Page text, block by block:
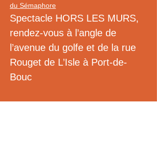
du Sémaphore
Spectacle HORS LES MURS,
rendez-vous à l’angle de
l’avenue du golfe et de la rue
Rouget de L’Isle à Port-de-
Bouc